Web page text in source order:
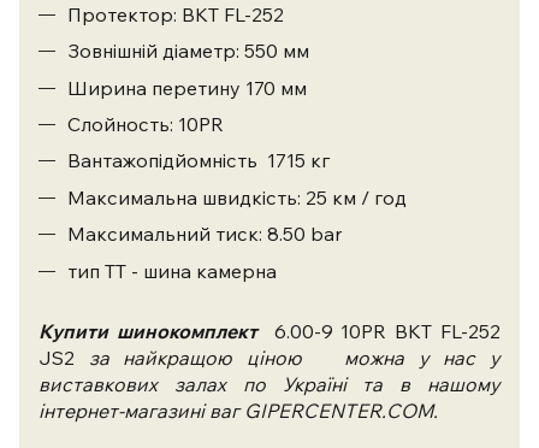
Протектор: BKT FL-252
Зовнішній діаметр: 550 мм
Ширина перетину 170 мм
Слойность: 10PR
Вантажопідйомність 1715 кг
Максимальна швидкість: 25 км / год
Максимальний тиск: 8.50 bar
тип ТТ - шина камерна
Купити шинокомплект 6.00-9 10PR BKT FL-252
JS2
за найкращою ціною
можна у нас у
виставкових залах по Україні та в нашому
інтернет-магазині ваг GIPERCENTER.COM.